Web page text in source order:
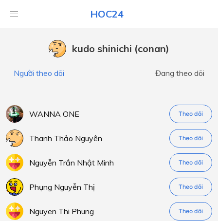
HOC24
kudo shinichi (conan)
Người theo dõi Đang theo dõi
WANNA ONE Theo dõi
Thanh Thảo Nguyên Theo dõi
Nguyễn Trần Nhật Minh Theo dõi
Phụng Nguyễn Thị Theo dõi
Nguyen Thi Phung Theo dõi